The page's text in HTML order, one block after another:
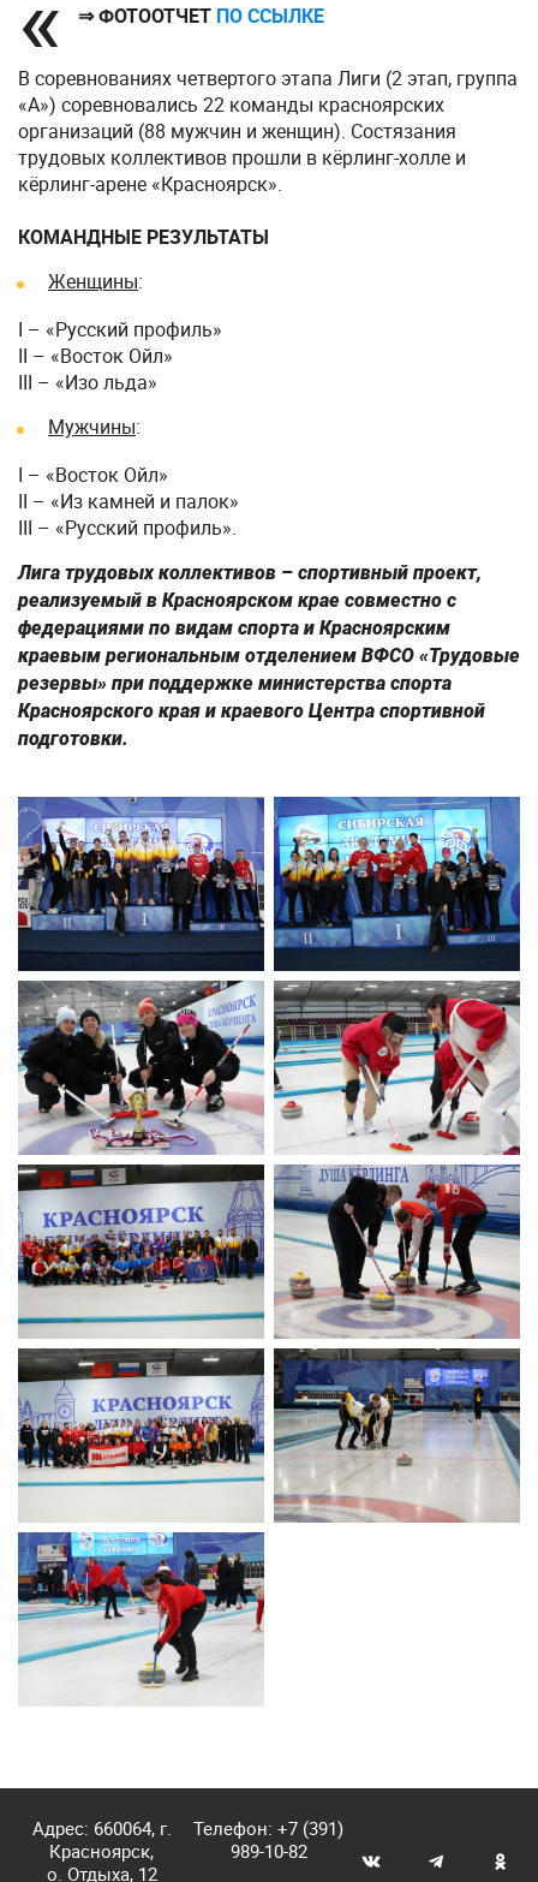
⇒ ФОТООТЧЕТ ПО ССЫЛКЕ
В соревнованиях четвертого этапа Лиги (2 этап, группа
«А») соревновались 22 команды красноярских
организаций (88 мужчин и женщин). Состязания
трудовых коллективов прошли в кёрлинг-холле и
кёрлинг-арене «Красноярск».
КОМАНДНЫЕ РЕЗУЛЬТАТЫ
Женщины:
I – «Русский профиль»
II – «Восток Ойл»
III – «Изо льда»
Мужчины:
I – «Восток Ойл»
II – «Из камней и палок»
III – «Русский профиль».
Лига трудовых коллективов – спортивный проект,
реализуемый в Красноярском крае совместно с
федерациями по видам спорта и Красноярским
краевым региональным отделением ВФСО «Трудовые
резервы» при поддержке министерства спорта
Красноярского края и краевого Центра спортивной
подготовки.
Адрес: 660064, г.
Красноярск,
о. Отдыха, 12
Телефон:+7 (391)
989-10-82